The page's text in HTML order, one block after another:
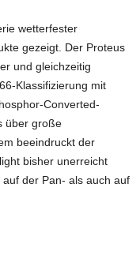
wetterfester
gezeigt. Der Proteus
und gleichzeitig
Klassifizierung mit
Converted-
über große
beeindruckt der
bisher unerreicht
der Pan- als auch auf